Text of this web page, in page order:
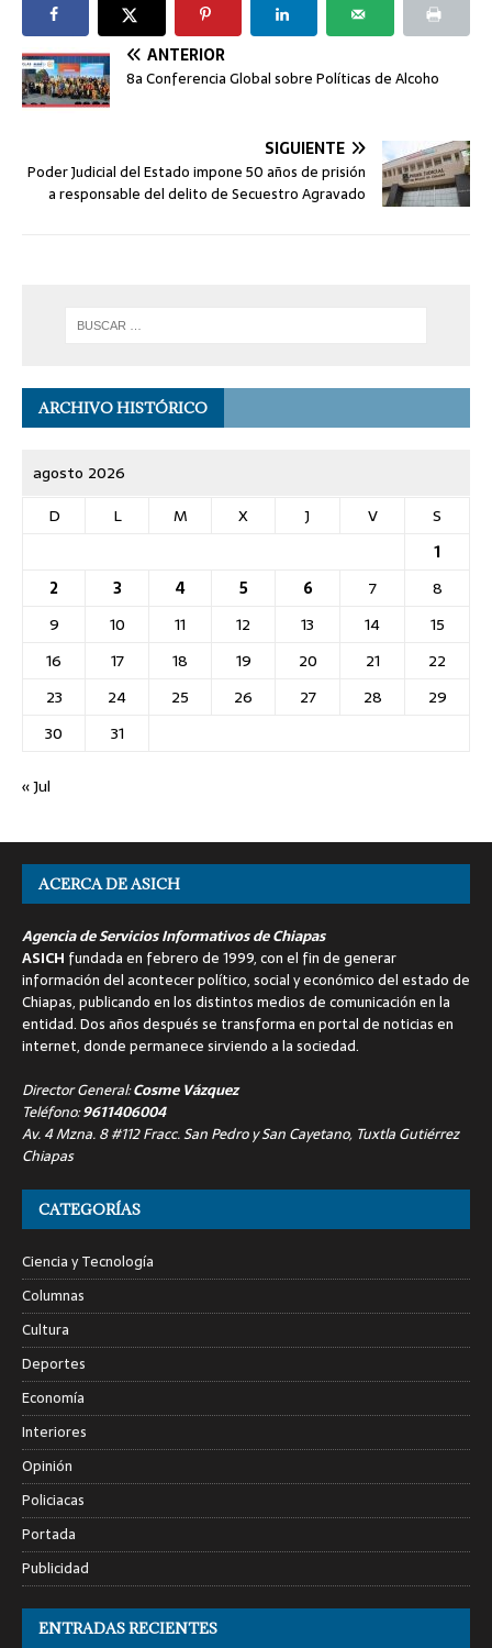
ANTERIOR
8a Conferencia Global sobre Políticas de Alcoho
SIGUIENTE
Poder Judicial del Estado impone 50 años de prisión
a responsable del delito de Secuestro Agravado
ARCHIVO HISTÓRICO
agosto 2026
D
L M X J V
S
1
2
3 4 5 6 7
8
9
10 11 12 13 14
15
16
17 18 19 20 21
22
23
24 25 26 27 28
29
30
31
« Jul
ACERCA DE ASICH
Agencia de Servicios Informativos de Chiapas
ASICH fundada en febrero de 1999, con el fin de generar
información del acontecer político, social y económico del estado de
Chiapas, publicando en los distintos medios de comunicación en la
entidad. Dos años después se transforma en portal de noticias en
internet, donde permanece sirviendo a la sociedad.
Director General:Cosme Vázquez
Teléfono:9611406004
Av. 4 Mzna. 8 #112 Fracc. San Pedro y San Cayetano, Tuxtla Gutiérrez
Chiapas
CATEGORÍAS
Ciencia y Tecnología
Columnas
Cultura
Deportes
Economía
Interiores
Opinión
Policiacas
Portada
Publicidad
ENTRADAS RECIENTES